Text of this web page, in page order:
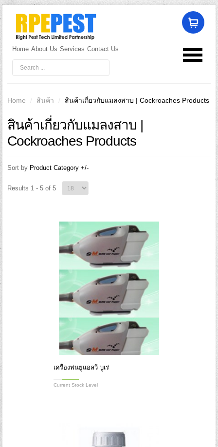
Home About Us Services Contact Us
Home / สินค้า / สินค้าเกี่ยวกับแมลงสาบ | Cockroaches Products
สินค้าเกี่ยวกับแมลงสาบ |
Cockroaches Products
Sort by Product Category +/-
Results 1 - 5 of 5
เครื่องพ่นยูแอลวี บูเร่
Current Stock Level
LOG IN
Username
Password
Remember Me
Forgot your password?
Forgot your username?